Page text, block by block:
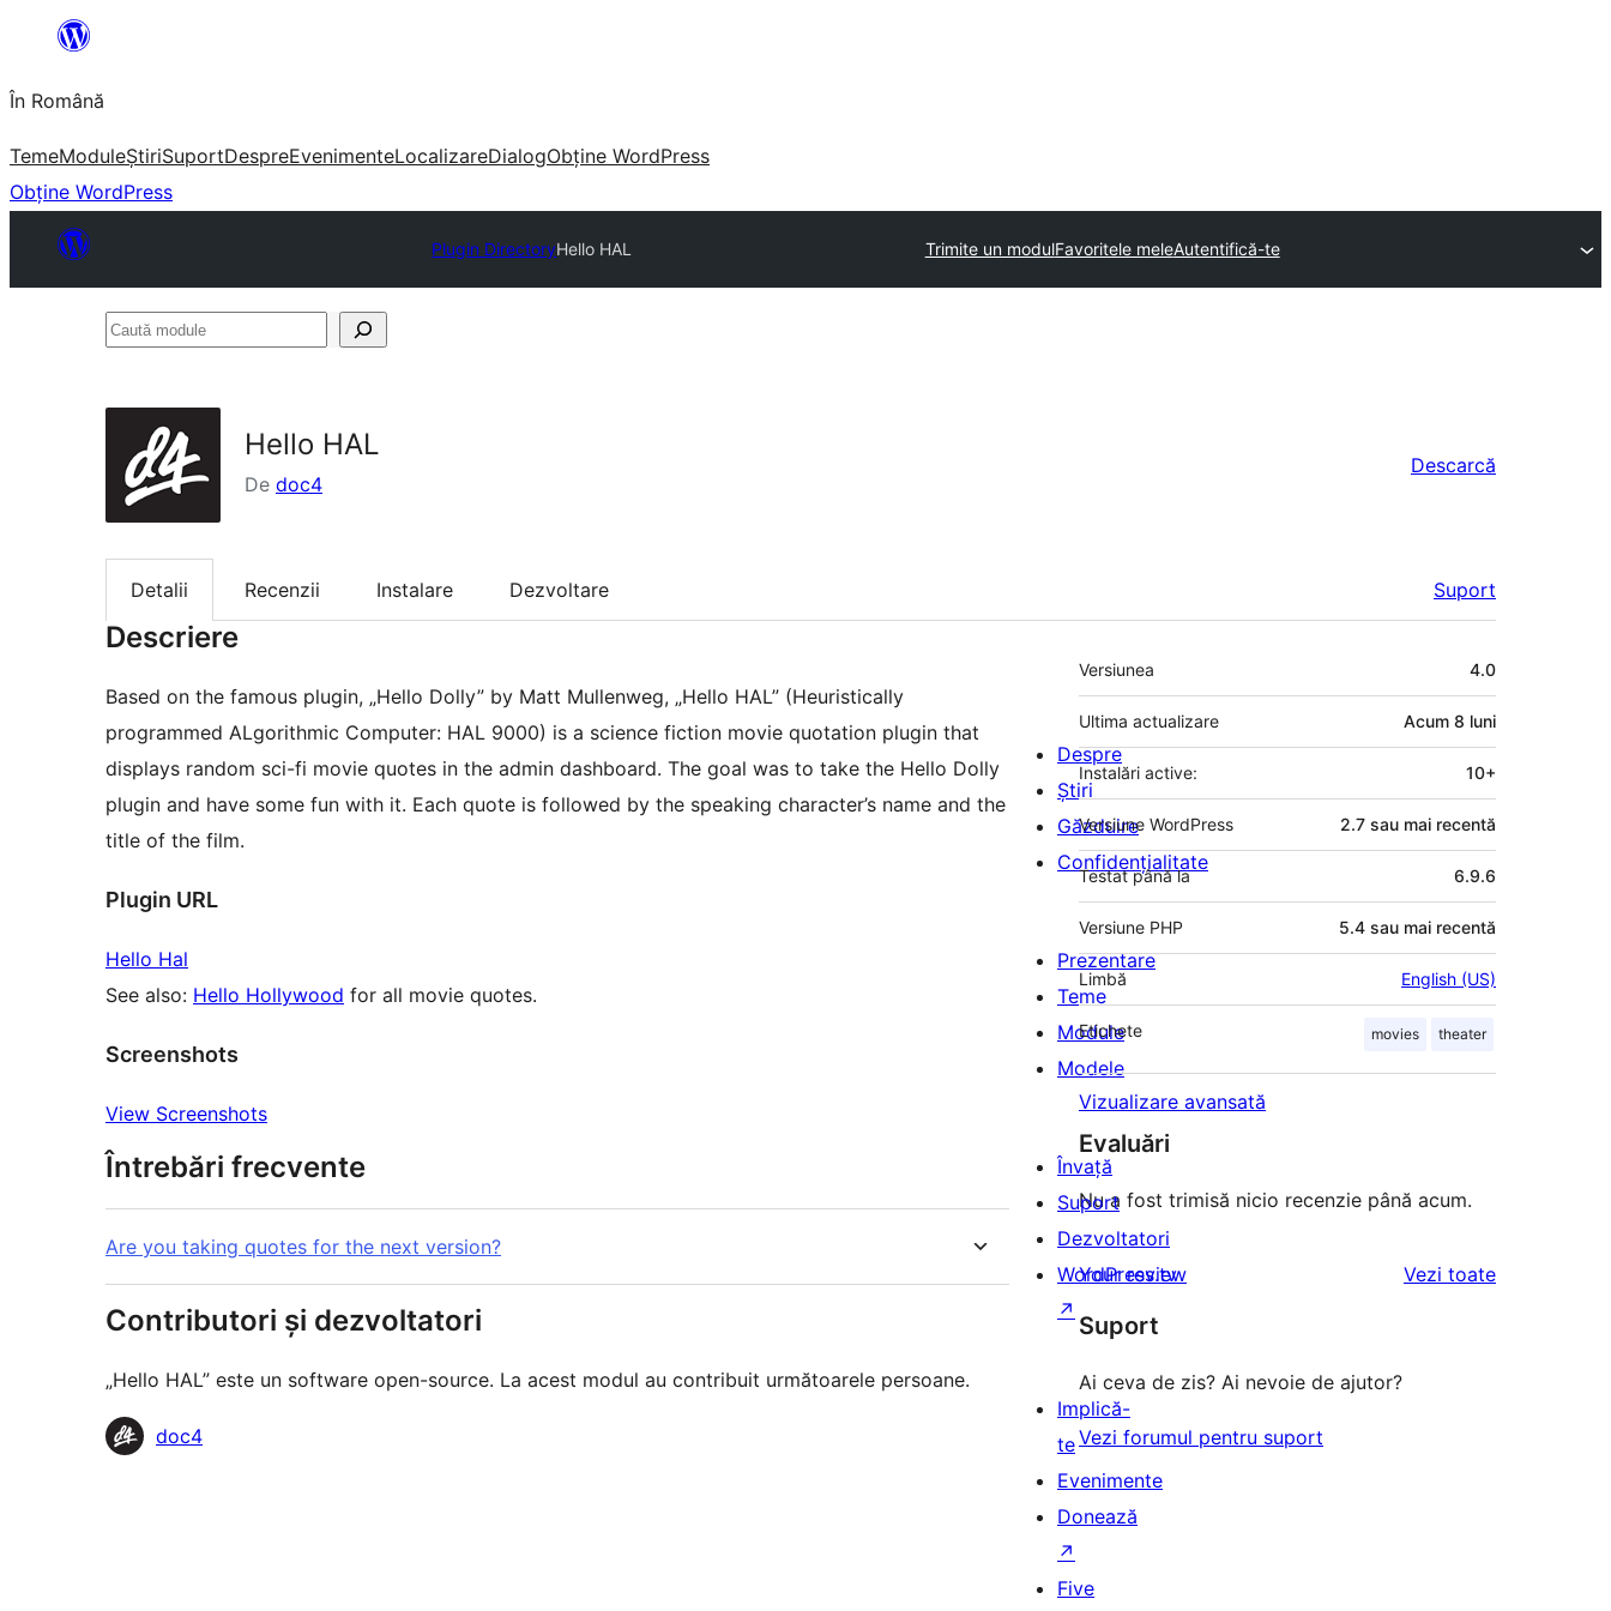
conținut
În Română
TemeModuleȘtiriSuportDespreEvenimenteLocalizareDialogObține WordPress
Obține WordPress
Plugin DirectoryHello HAL Trimite un modulFavoritele meleAutentifică-te
Caută
Hello HAL
De doc4
Descarcă
Detalii Recenzii Instalare Dezvoltare Suport
Descriere
Based on the famous plugin, „Hello Dolly” by Matt Mullenweg, „Hello HAL” (Heuristically
programmed ALgorithmic Computer: HAL 9000) is a science fiction movie quotation plugin that
displays random sci-fi movie quotes in the admin dashboard. The goal was to take the Hello Dolly
plugin and have some fun with it. Each quote is followed by the speaking character’s name and the
title of the film.
Plugin URL
Hello Hal
See also: Hello Hollywood for all movie quotes.
Screenshots
View Screenshots
Întrebări frecvente
Are you taking quotes for the next version?
Contributori și dezvoltatori
„Hello HAL” este un software open-source. La acest modul au contribuit următoarele persoane.
Contributori
doc4
Meta
Versiunea 4.0
Ultima actualizare Acum 8 luni
Instalări active: 10+
Versiune WordPress 2.7 sau mai recentă
Testat până la 6.9.6
Versiune PHP 5.4 sau mai recentă
Limbă English (US)
Etichete movies theater
Vizualizare avansată
Evaluări
Nu a fost trimisă nicio recenzie până acum.
Your review Vezi toaterecenziile
Suport
Ai ceva de zis? Ai nevoie de ajutor?
Vezi forumul pentru suport
Despre
Știri
Găzduire
Confidențialitate
Prezentare
Teme
Module
Modele
Învață
Suport
Dezvoltatori
WordPress.tv
↗
Implică-
te
Evenimente
Donează
↗
Five